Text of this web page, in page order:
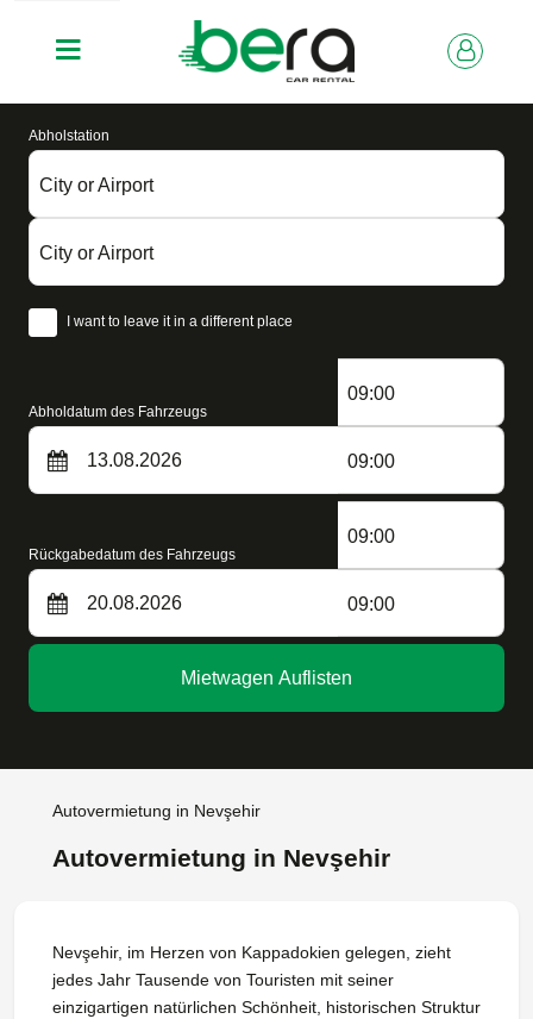
Abholstation
City or Airport
City or Airport
I want to leave it in a different place
Abholdatum des Fahrzeugs
09:00
09:00
Rückgabedatum des Fahrzeugs
09:00
09:00
Mietwagen Auflisten
Autovermietung in Nevşehir
Autovermietung in Nevşehir
Nevşehir, im Herzen von Kappadokien gelegen, zieht
jedes Jahr Tausende von Touristen mit seiner
einzigartigen natürlichen Schönheit, historischen Struktur